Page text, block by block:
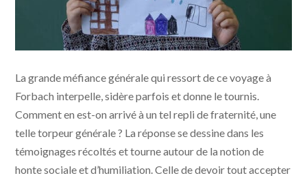
La grande méfiance générale qui ressort de ce voyage à
Forbach interpelle, sidère parfois et donne le tournis.
Comment en est-on arrivé à un tel repli de fraternité, une
telle torpeur générale ? La réponse se dessine dans les
témoignages récoltés et tourne autour de la notion de
honte sociale et d’humiliation. Celle de devoir tout accepter